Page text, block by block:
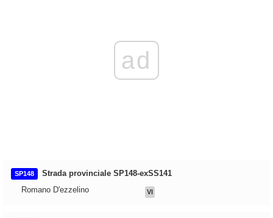
ad
SP148
Strada provinciale SP148-exSS141
Romano D'ezzelino
VI